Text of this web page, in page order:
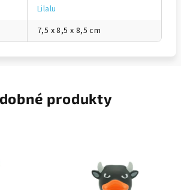
Lilalu
7,5 x 8,5 x 8,5 cm
produkty